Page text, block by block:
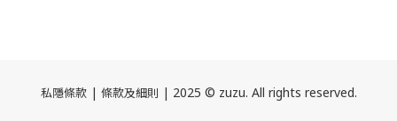
私隱條款| 條款及細則 | 2025 © zuzu. All rights reserved.